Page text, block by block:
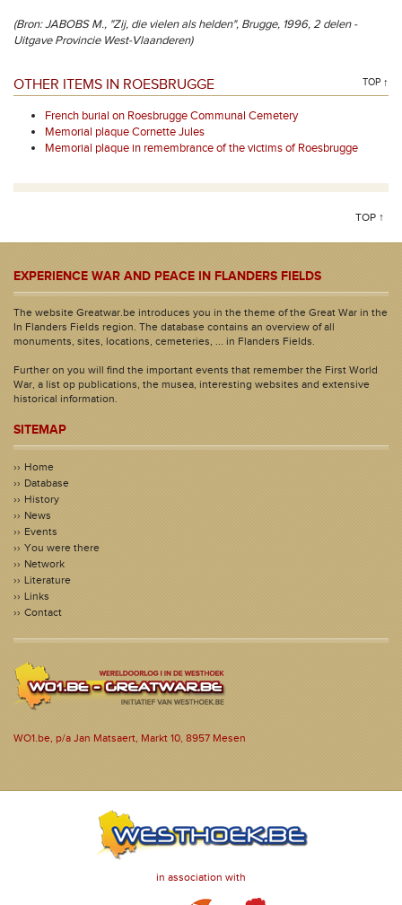
(Bron: JABOBS M., "Zij, die vielen als helden", Brugge, 1996, 2 delen -
Uitgave Provincie West-Vlaanderen)
OTHER ITEMS IN ROESBRUGGE TOP ↑
French burial on Roesbrugge Communal Cemetery
Memorial plaque Cornette Jules
Memorial plaque in remembrance of the victims of Roesbrugge
TOP ↑
EXPERIENCE WAR AND PEACE IN FLANDERS FIELDS
The website Greatwar.be introduces you in the theme of the Great War in the
In Flanders Fields region. The database contains an overview of all
monuments, sites, locations, cemeteries, ... in Flanders Fields.
Further on you will find the important events that remember the First World
War, a list op publications, the musea, interesting websites and extensive
historical information.
SITEMAP
Home
Database
History
News
Events
You were there
Network
Literature
Links
Contact
WO1.be, p/a Jan Matsaert, Markt 10, 8957 Mesen
in association with